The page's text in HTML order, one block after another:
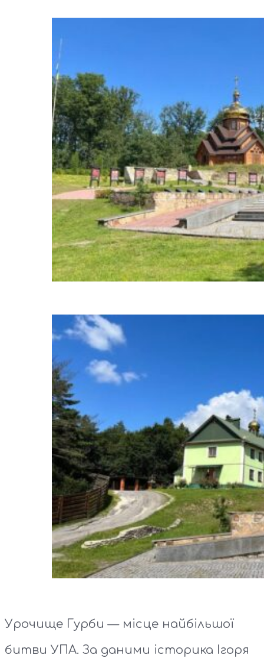
Урочище Гурби — місце найбільшої
битви УПА. За даними історика Ігоря